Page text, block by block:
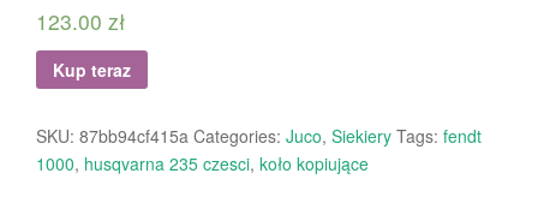
123.00 zł
Kup teraz
SKU: 87bb94cf415a Categories: Juco, Siekiery Tags: fendt
1000, husqvarna 235 czesci, koło kopiujące